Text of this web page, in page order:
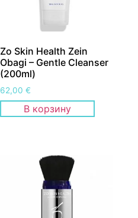
Zo Skin Health Zein
Obagi – Gentle Cleanser
(200ml)
62,00€
В корзину